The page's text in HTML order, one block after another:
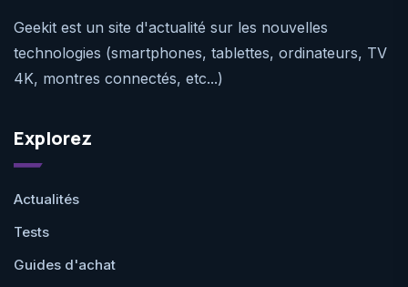
Geekit est un site d'actualité sur les nouvelles
technologies (smartphones, tablettes, ordinateurs, TV
4K, montres connectés, etc...)
Explorez
Actualités
Tests
Guides d'achat